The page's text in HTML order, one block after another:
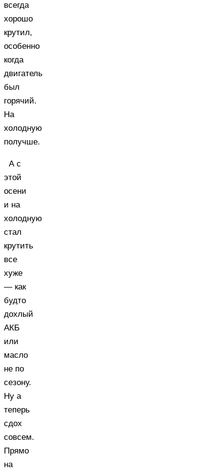
всегда
хорошо
крутил,
особенно
когда
двигатель
был
горячий.
На
холодную
получше.
А с
этой
осени
и на
холодную
стал
крутить
все
хуже
— как
будто
дохлый
АКБ
или
масло
не по
сезону.
Ну а
теперь
сдох
совсем.
Прямо
на